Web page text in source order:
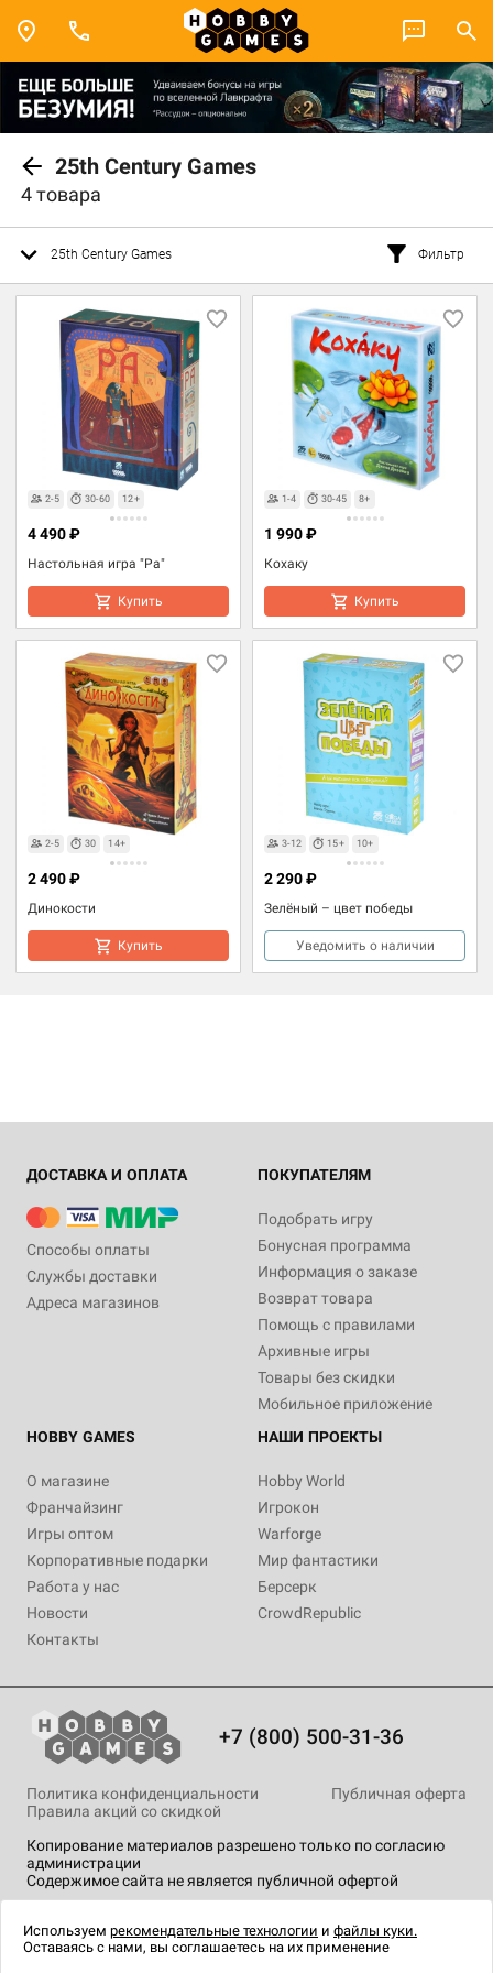
25th Century Games
4 товара
25th Century Games Фильтр
2-5 30-60 12+
Настольная игра "Ра"
4 490 ₽
Купить
1-4 30-45 8+
Кохаку
1 990 ₽
Купить
2-5 30 14+
Динокости
2 490 ₽
Купить
3-12 15+ 10+
Зелёный – цвет победы
2 290 ₽
Уведомить о наличии
ДОСТАВКА И ОПЛАТА
Способы оплаты
Службы доставки
Адреса магазинов
ПОКУПАТЕЛЯМ
Подобрать игру
Бонусная программа
Информация о заказе
Возврат товара
Помощь с правилами
Архивные игры
Товары без скидки
Мобильное приложение
HOBBY GAMES
О магазине
Франчайзинг
Игры оптом
Корпоративные подарки
Работа у нас
Новости
Контакты
НАШИ ПРОЕКТЫ
Hobby World
Игрокон
Warforge
Мир фантастики
Берсерк
CrowdRepublic
+7 (800) 500-31-36
Копирование материалов разрешено только по согласию
администрации
Содержимое сайта не является публичной офертой
Политика конфиденциальности
Публичная оферта
Правила акций со скидкой
технологии .
Используем рекомендательные технологии и файлы куки.
Оставаясь с нами, вы соглашаетесь на их применение